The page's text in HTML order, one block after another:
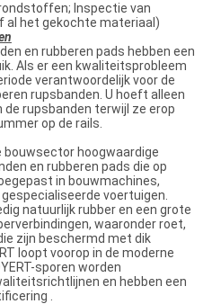
Inspectie van
al het gekochte materiaal)
en rubberen pads hebben een
Als er een kwaliteitsprobleem
verantwoordelijk voor de
rupsbanden. U hoeft alleen
rupsbanden terwijl ze erop
op de rails.
bouwsector hoogwaardige
en rubberen pads die op
in bouwmachines,
voertuigen.
natuurlijk rubber en een grote
waaronder roet,
zijn beschermd met dik
loopt voorop in de moderne
sporen worden
en hebben een
.